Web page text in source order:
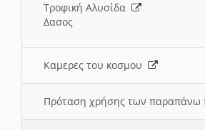
Τροφική Αλυσίδα
Δασος
Καμερες του κοσμου
Πρόταση χρήσης των παραπάνω